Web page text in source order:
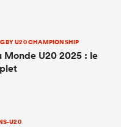
U20 CHAMPIONSHIP
U20 2025 : le
U20